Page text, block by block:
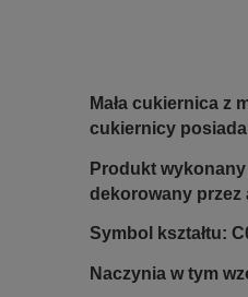
Mała cukiernica z
cukiernicy
Produkt
dekorowany przez
Symbol kształtu:
Naczynia w tym